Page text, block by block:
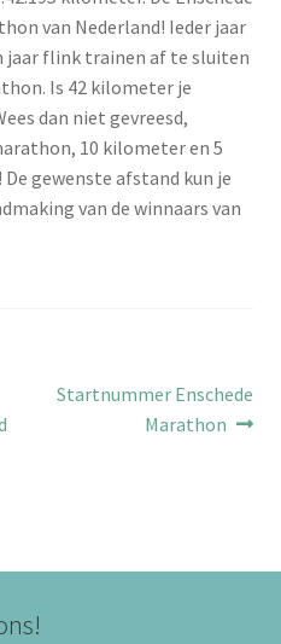
van Nederland! Ieder jaar
jaar flink trainen af te sluiten
Is 42 kilometer je
dan niet gevreesd,
10 kilometer en 5
gewenste afstand kun je
van de winnaars van
Volgend
Startnummer Enschede
Marathon